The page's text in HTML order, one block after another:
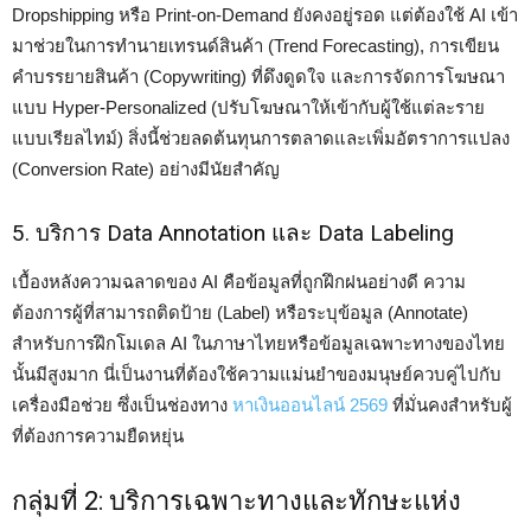
Dropshipping หรือ Print-on-Demand ยังคงอยู่รอด แต่ต้องใช้ AI เข้า
มาช่วยในการทำนายเทรนด์สินค้า (Trend Forecasting), การเขียน
คำบรรยายสินค้า (Copywriting) ที่ดึงดูดใจ และการจัดการโฆษณา
แบบ Hyper-Personalized (ปรับโฆษณาให้เข้ากับผู้ใช้แต่ละราย
แบบเรียลไทม์) สิ่งนี้ช่วยลดต้นทุนการตลาดและเพิ่มอัตราการแปลง
(Conversion Rate) อย่างมีนัยสำคัญ
5. บริการ Data Annotation และ Data Labeling
เบื้องหลังความฉลาดของ AI คือข้อมูลที่ถูกฝึกฝนอย่างดี ความ
ต้องการผู้ที่สามารถติดป้าย (Label) หรือระบุข้อมูล (Annotate)
สำหรับการฝึกโมเดล AI ในภาษาไทยหรือข้อมูลเฉพาะทางของไทย
นั้นมีสูงมาก นี่เป็นงานที่ต้องใช้ความแม่นยำของมนุษย์ควบคู่ไปกับ
เครื่องมือช่วย ซึ่งเป็นช่องทาง หาเงินออนไลน์ 2569 ที่มั่นคงสำหรับผู้
ที่ต้องการความยืดหยุ่น
กลุ่มที่ 2: บริการเฉพาะทางและทักษะแห่ง